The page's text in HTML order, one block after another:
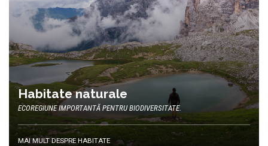
Habitate naturale
ECOREGIUNE IMPORTANTĂ PENTRU BIODIVERSITATE.
MAI MULT DESPRE HABITATE